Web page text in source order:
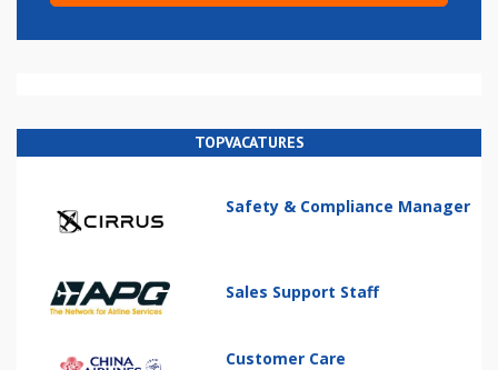
TOPVACATURES
Safety & Compliance Manager
Sales Support Staff
Customer Care